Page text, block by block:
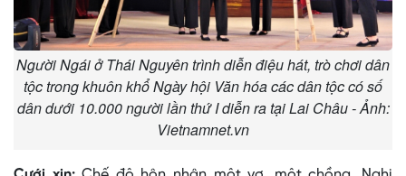
Người Ngái ở Thái Nguyên trình diễn điệu hát, trò chơi dân
tộc trong khuôn khổ Ngày hội Văn hóa các dân tộc có số
dân dưới 10.000 người lần thứ I diễn ra tại Lai Châu - Ảnh:
Vietnamnet.vn